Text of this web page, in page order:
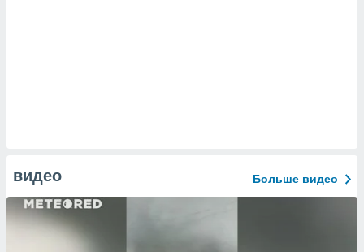
видео Больше видео